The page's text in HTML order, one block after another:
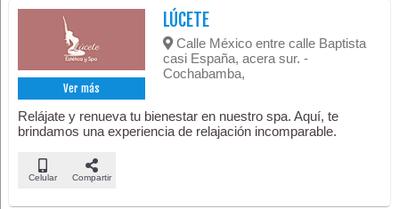
Ver más
LÚCETE
Calle México entre calle Baptista
casi España, acera sur. -
Cochabamba,
Relájate y renueva tu bienestar en nuestro spa. Aquí, te
brindamos una experiencia de relajación incomparable.
Celular Compartir